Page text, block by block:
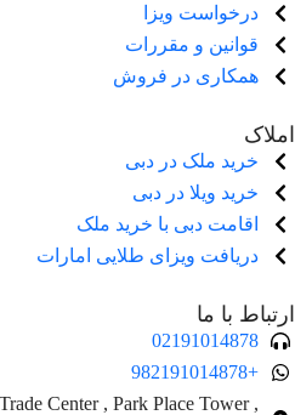
درخواست ویزا
قوانین و مقررات
همکاری در فروش
املاک
خرید ملک در دبی
خرید ویلا در دبی
اقامت دبی با خرید ملک
دریافت ویزای طلایی امارات
ارتباط با ما
02191014878
+982191014878
Center , Park Place Tower ,